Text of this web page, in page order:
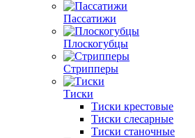
Пассатижи
Плоскогубцы
Стрипперы
Тиски
Тиски крестовые
Тиски слесарные
Тиски станочные